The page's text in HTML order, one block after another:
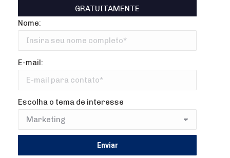
GRATUITAMENTE
Nome:
E-mail:
Escolha o tema de interesse